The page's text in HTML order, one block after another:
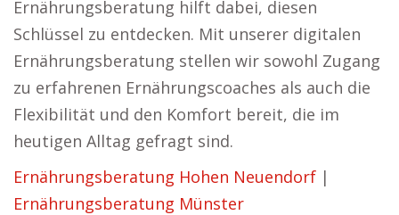
Ernährungsberatung hilft dabei, diesen
Schlüssel zu entdecken. Mit unserer digitalen
Ernährungsberatung stellen wir sowohl Zugang
zu erfahrenen Ernährungscoaches als auch die
Flexibilität und den Komfort bereit, die im
heutigen Alltag gefragt sind.
Ernährungsberatung Hohen Neuendorf |
Ernährungsberatung Münster